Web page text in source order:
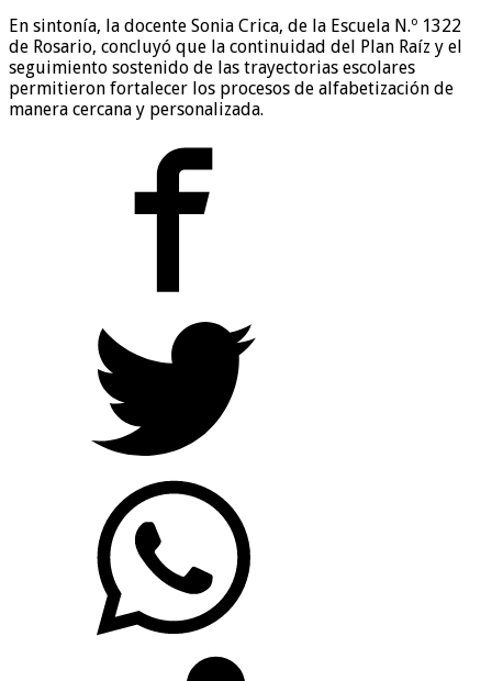
En sintonía, la docente Sonia Crica, de la Escuela N.º 1322
de Rosario, concluyó que la continuidad del Plan Raíz y el
seguimiento sostenido de las trayectorias escolares
permitieron fortalecer los procesos de alfabetización de
manera cercana y personalizada.